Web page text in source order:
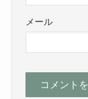
メール